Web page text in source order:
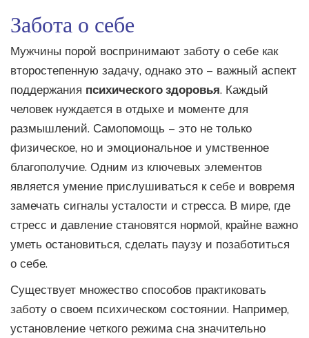
Забота о себе
Мужчины порой воспринимают заботу о себе как
второстепенную задачу, однако это – важный аспект
поддержания психического здоровья. Каждый
человек нуждается в отдыхе и моменте для
размышлений. Самопомощь – это не только
физическое, но и эмоциональное и умственное
благополучие. Одним из ключевых элементов
является умение прислушиваться к себе и вовремя
замечать сигналы усталости и стресса. В мире, где
стресс и давление становятся нормой, крайне важно
уметь остановиться, сделать паузу и позаботиться
о себе.
Существует множество способов практиковать
заботу о своем психическом состоянии. Например,
установление четкого режима сна значительно